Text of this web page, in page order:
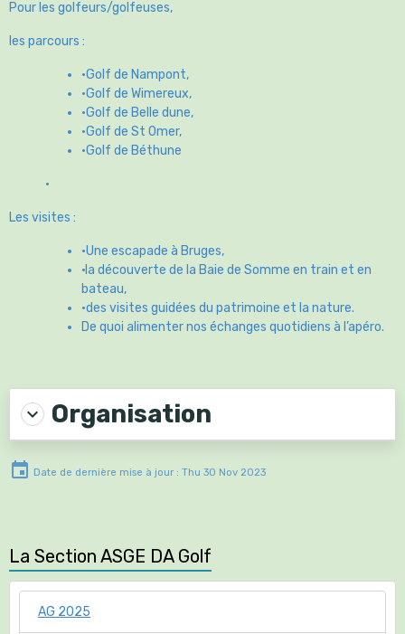
·la découverte de la Baie de Somme en train et en
·des visites guidées du patrimoine et la nature.
De quoi alimenter nos échanges quotidiens à l’apéro.
Date de dernière mise à jour : Thu 30 Nov 2023
La Section ASGE DA Golf
AG 2025
Historique de notre section
Le Comité de Direction
Règlement intérieur
Golfs Partenaires